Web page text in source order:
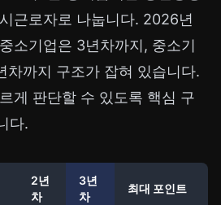
근로자로 나눕니다. 2026년
소기업은 3년차까지, 중소기
차까지 구조가 잡혀 있습니다.
게 판단할 수 있도록 핵심 구
다.
2년
차
3년
차
최대 포인트